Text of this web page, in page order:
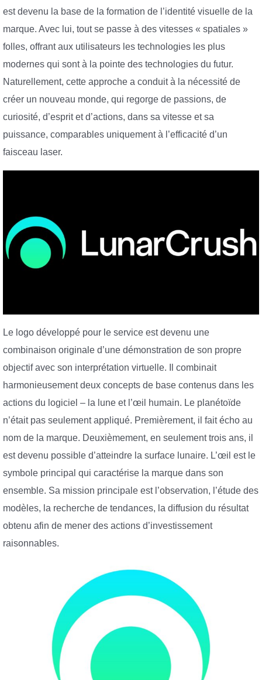
est devenu la base de la formation de l’identité visuelle de la
marque. Avec lui, tout se passe à des vitesses « spatiales »
folles, offrant aux utilisateurs les technologies les plus
modernes qui sont à la pointe des technologies du futur.
Naturellement, cette approche a conduit à la nécessité de
créer un nouveau monde, qui regorge de passions, de
curiosité, d’esprit et d’actions, dans sa vitesse et sa
puissance, comparables uniquement à l’efficacité d’un
faisceau laser.
Le logo développé pour le service est devenu une
combinaison originale d’une démonstration de son propre
objectif avec son interprétation virtuelle. Il combinait
harmonieusement deux concepts de base contenus dans les
actions du logiciel – la lune et l’œil humain. Le planétoïde
n’était pas seulement appliqué. Premièrement, il fait écho au
nom de la marque. Deuxièmement, en seulement trois ans, il
est devenu possible d’atteindre la surface lunaire. L’œil est le
symbole principal qui caractérise la marque dans son
ensemble. Sa mission principale est l’observation, l’étude des
modèles, la recherche de tendances, la diffusion du résultat
obtenu afin de mener des actions d’investissement
raisonnables.